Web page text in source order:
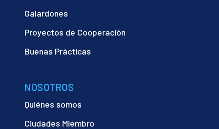
Galardones
Proyectos de Cooperación
Buenas Prácticas
NOSOTROS
Quiénes somos
Ciudades Miembro